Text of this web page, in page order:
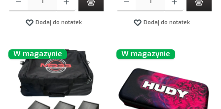
Dodaj do notatek Dodaj do notatek
W magazynie W magazynie